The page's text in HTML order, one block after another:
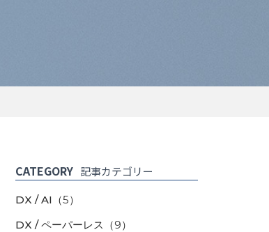
CATEGORY 記事カテゴリー
DX / AI （5）
DX / ペーパーレス （9）